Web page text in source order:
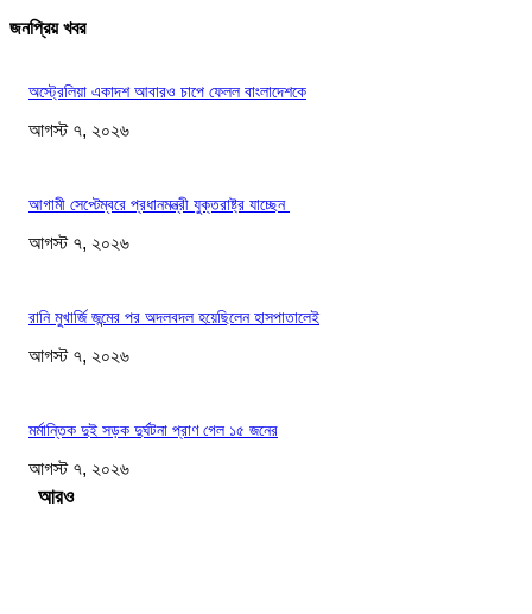
জনপ্রিয় খবর
অস্ট্রেলিয়া একাদশ আবারও চাপে ফেলল বাংলাদেশকে
আগস্ট ৭, ২০২৬
আগামী সেপ্টেম্বরে প্রধানমন্ত্রী যুক্তরাষ্ট্র যাচ্ছেন
আগস্ট ৭, ২০২৬
রানি মুখার্জি জন্মের পর অদলবদল হয়েছিলেন হাসপাতালেই
আগস্ট ৭, ২০২৬
মর্মান্তিক দুই সড়ক দুর্ঘটনা প্রাণ গেল ১৫ জনের
আগস্ট ৭, ২০২৬
Load more